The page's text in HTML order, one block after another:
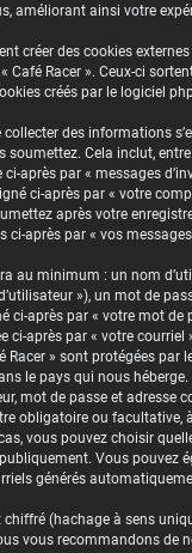
améliorant ainsi votre
créer des cookies
Café Racer ». Ceux-ci
créés par le logiciel
collecter des informations
soumettez. Cela inclut,
après par « messages
ci-après par « votre
après votre
ci-après par « vos
au minimum : un nom
»), un mot de
ci-après par « votre mot de
ci-après par « votre courriel
Racer » sont protégées par
le pays qui nous
mot de passe et adresse
obligatoire ou facultative,
vous pouvez choisir
Vous pouvez
générés
(hachage à sens
vous recommandons de